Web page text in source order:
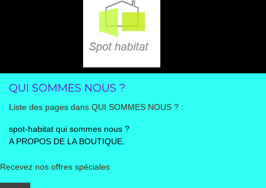
QUI SOMMES NOUS ?
Liste des pages dans QUI SOMMES NOUS ? :
spot-habitat qui sommes nous ?
A PROPOS DE LA BOUTIQUE.
Recevez nos offres spéciales